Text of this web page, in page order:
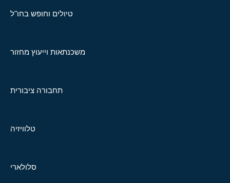
טיולים וחופש בחו"ל
משכנתאות וייעוץ מחזור
תחבורה ציבורית
טלוויזיה
סלולארי